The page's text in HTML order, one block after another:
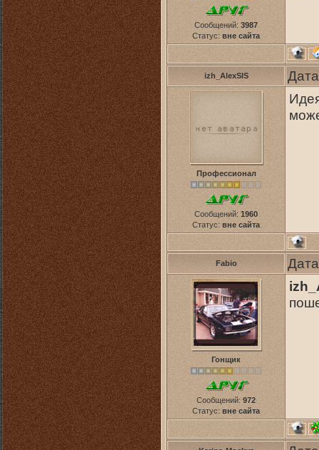
Сообщений: 3987
Статус: вне сайта
izh_AlexSIS
Профессионал
Сообщений: 1960
Статус: вне сайта
Fabio
Гонщик
Сообщений: 972
Статус: вне сайта